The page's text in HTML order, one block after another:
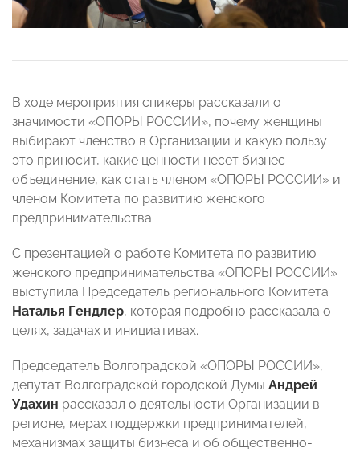
В ходе мероприятия спикеры рассказали о
значимости «ОПОРЫ РОССИИ», почему женщины
выбирают членство в Организации и какую пользу
это приносит, какие ценности несет бизнес-
объединение, как стать членом «ОПОРЫ РОССИИ» и
членом Комитета по развитию женского
предпринимательства.
С презентацией о работе Комитета по развитию
женского предпринимательства «ОПОРЫ РОССИИ»
выступила Председатель регионального Комитета
Наталья Гендлер, которая подробно рассказала о
целях, задачах и инициативах.
Председатель Волгоградской «ОПОРЫ РОССИИ»,
депутат Волгоградской городской Думы Андрей
Удахин рассказал о деятельности Организации в
регионе, мерах поддержки предпринимателей,
механизмах защиты бизнеса и об общественно-